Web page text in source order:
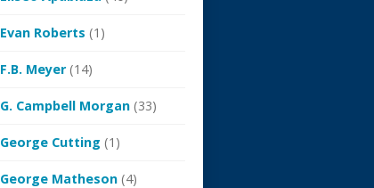
Evan Roberts (1)
F.B. Meyer(14)
G. Campbell Morgan (33)
George Cutting (1)
George Matheson (4)